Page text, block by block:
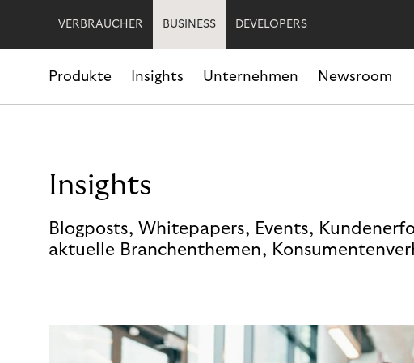
VERBRAUCHER BUSINESS DEVELOPERS
Produkte Insights Unternehmen Newsroom
Insights
Blogposts, Whitepapers, Events,
aktuelle Branchenthemen,